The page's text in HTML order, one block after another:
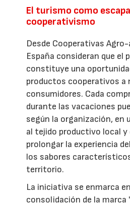
El turismo como
cooperativismo
Desde Cooperativas
España consideran que el
constituye una
productos cooperativos a
consumidores. Cada
durante las vacaciones
según la organización, en
al tejido productivo local y
prolongar la experiencia
los sabores
territorio.
La iniciativa se enmarca
consolidación de la marca